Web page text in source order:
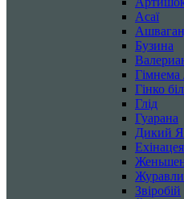
Асаї
Бузина
Гімнема
Гінко
Глід
Гуарана
Дикий
Ехінацея
Звіробій